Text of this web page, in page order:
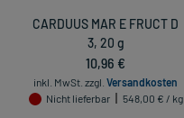
CARDUUS MAR E FRUCT D
3, 20 g
10,96 €
inkl. MwSt. zzgl. Versandkosten
Nicht lieferbar
548,00 € / kg